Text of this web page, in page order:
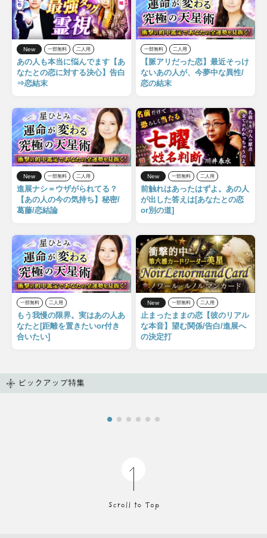
New 一部無料 二人用
あの人も本当に悩んでます【あ
なたとの恋に対する決心】告白
⇒恋結末
一部無料 二人用
【脈アリだった恋】最近そっけ
ないあの人が、今夢中な異性/
恋の結末
New 一部無料 二人用
進展ナシ＝ウザがられてる？
【あの人の今の気持ち】秘密/
葛藤/恋結論
New 一部無料 二人用
前触れはあったはずよ。あの人
が出した答えは[あなたとの恋
or別の道]
一部無料 二人用
もう我慢の限界。実はあの人あ
なたと[距離を置きたいor付き
合いたい]
New 一部無料 二人用
止まったままの恋【彼のリアル
な本音】望む関係/告白/進展へ
の決定打
ピックアップ特集